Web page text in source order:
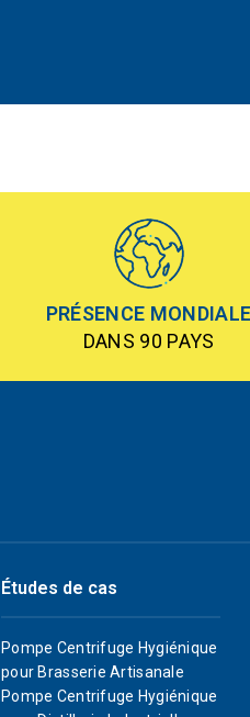
PRÉSENCE MONDIALE
DANS 90 PAYS
Études de cas
Pompe Centrifuge Hygiénique
pour Brasserie Artisanale
Pompe Centrifuge Hygiénique